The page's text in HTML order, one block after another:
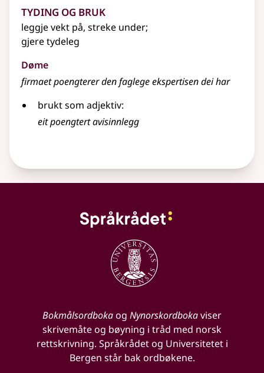
Tyding og bruk
leggje vekt på, streke under;
gjere tydeleg
Døme
firmaet poengterer den faglege ekspertisen dei har
brukt som adjektiv:
eit poengtert avisinnlegg
Bokmålsordbokaog Nynorskordbokaviser
skrivemåte og bøyning i tråd med norsk
rettskrivning. Språkrådet og Universitetet i
Bergen står bak ordbøkene.